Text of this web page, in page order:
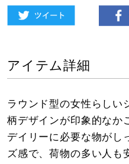
アイテム詳細
ラウンド型の女性らしい
柄デザインが印象的なか
デイリーに必要な物がし
ズ感で、荷物の多い人も